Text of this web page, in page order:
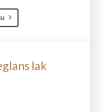
lak